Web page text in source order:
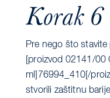
Korak 6
Pre nego što
[proizvod 02141/
ml]76994_410[/
stvorili zaštitnu